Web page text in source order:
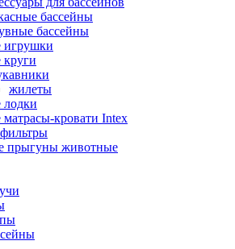
бассейны
бассейны
игрушки
жилеты
кровати Intex
прыгуны животные